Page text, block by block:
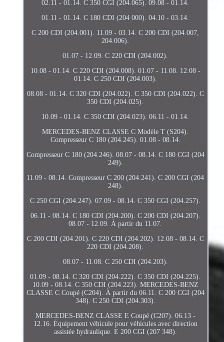
02.11 - 01.14. C 350 CGI (204.065). 09.08 - 01.14.
01.11 - 01.14. C 180 CDI (204 000). 04.10 - 03.14.
C 200 CDI (204.001). 11.09 - 03.14. C 200 CDI (204.007,
204.006).
01.07 - 12.09. C 220 CDI (204.002).
10.08 - 01.14. C 220 CDI (204.008). 01.07 - 11.08. 12.08 -
01.14. C 250 CDI (204.003).
08.08 - 01.14. C 320 CDI (204.022). C 350 CDI (204.022). C
350 CDI (204.025).
10.09 - 01.14. C 350 CDI (204.023). 06.11 - 01.14.
MERCEDES-BENZ CLASSE C Modèle T (S204).
Compresseur C 180 (204.245). 01.08 - 08.14.
Compresseur C 180 (204.246). 08.07 - 08.14. C 180 CGI (204
249).
11.09 - 08.14. Compresseur C 200 (204.241). C 200 CGI (204
248).
C 250 CGI (204.247). 07.09 - 08.14. C 350 CGI (204.257).
06.11 - 08.14. C 180 CDI (204.200). C 200 CDI (204.207).
08.07 - 12.09. À partir du 11.07.
C 200 CDI (204.201). C 220 CDI (204.202). 12.08 - 08.14. C
220 CDI (204.208).
08.07 - 11.08. C 250 CDI (204.203).
01.09 - 08.14. C 320 CDI (204.222). C 350 CDI (204.225).
10.09 - 08.14. C 350 CDI (204.223). MERCEDES-BENZ
CLASSE C Coupé (C204). À partir du 06.11. C 200 CGI (204
348). C 250 CDI (204.303).
MERCEDES-BENZ CLASSE E Coupé (C207). 06.13 -
12.16. Équipement véhicule pour véhicules avec direction
assistée hydraulique. E 200 CGI (207 348).